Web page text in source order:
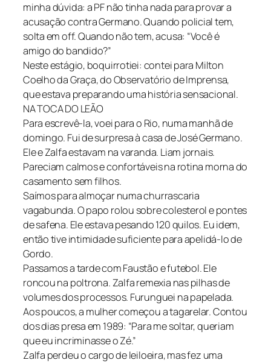
minha dúvida: a PF não tinha nada para provar a
acusação contra Germano. Quando policial tem,
solta em off. Quando não tem, acusa: “Você é
amigo do bandido?”
Neste estágio, boquirrotiei: contei para Milton
Coelho da Graça, do Observatório de Imprensa,
que estava preparando uma história sensacional.
NA TOCA DO LEÃO
Para escrevê-la, voei para o Rio, numa manhã de
domingo. Fui de surpresa à casa de José Germano.
Ele e Zalfa estavam na varanda. Liam jornais.
Pareciam calmos e confortáveis na rotina morna do
casamento sem filhos.
Saímos para almoçar numa churrascaria
vagabunda. O papo rolou sobre colesterol e pontes
de safena. Ele estava pesando 120 quilos. Eu idem,
então tive intimidade suficiente para apelidá-lo de
Gordo.
Passamos a tarde com Faustão e futebol. Ele
roncou na poltrona. Zalfa remexia nas pilhas de
volumes dos processos. Furunguei na papelada.
Aos poucos, a mulher começou a tagarelar. Contou
dos dias presa em 1989: “Para me soltar, queriam
que eu incriminasse o Zé.”
Zalfa perdeu o cargo de leiloeira, mas fez uma